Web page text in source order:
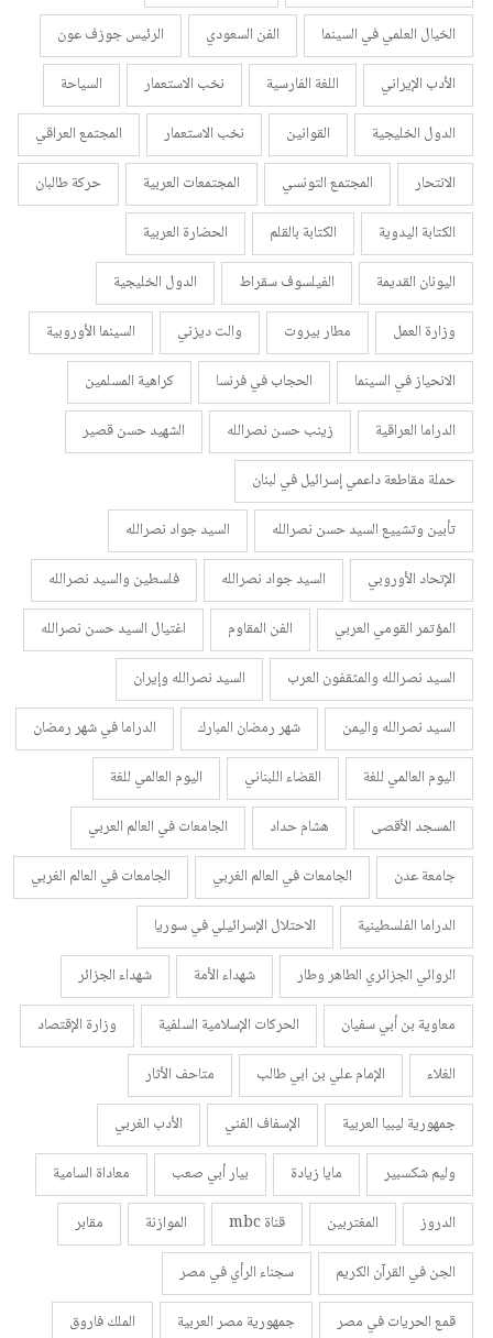
الخيال العلمي في السينما
الفن السعودي
الرئيس جوزف عون
الأدب الإيراني
اللغة الفارسية نخب الاستعمار
السياحة
الدول الخليجية
القوانين نخب الاستعمار
المجتمع العراقي
الانتحار
المجتمع التونسي المجتمعات العربية
حركة طالبان
الكتابة اليدوية
الكتابة بالقلم
الحضارة العربية
اليونان القديمة
الفيلسوف سقراط
الدول الخليجية
وزارة العمل
مطار بيروت والت ديزني
السينما الأوروبية
الانحياز في السينما
الحجاب في فرنسا
كراهية المسلمين
الدراما العراقية
زينب حسن نصرالله
الشهيد حسن قصير
حملة مقاطعة داعمي إسرائيل في لبنان
تأبين وتشييع السيد حسن نصرالله
السيد جواد نصرالله
الإتحاد الأوروبي
السيد جواد نصرالله
فلسطين والسيد نصرالله
المؤتمر القومي العربي
الفن المقاوم
اغتيال السيد حسن نصرالله
السيد نصرالله والمثقفون العرب
السيد نصرالله وإيران
السيد نصرالله واليمن
شهر رمضان المبارك
الدراما في شهر رمضان
اليوم العالمي للغة
القضاء اللبناني
اليوم العالمي للغة
المسجد الأقصى
هشام حداد
الجامعات في العالم العربي
جامعة عدن
الجامعات في العالم الغربي
الجامعات في العالم الغربي
الدراما الفلسطينية
الاحتلال الإسرائيلي في سوريا
الروائي الجزائري الطاهر وطار
شهداء الأمة
شهداء الجزائر
معاوية بن أبي سفيان
الحركات الإسلامية السلفية
وزارة الإقتصاد
الغلاء
الإمام علي بن ابي طالب
متاحف الأثار
جمهورية ليبيا العربية
الإسفاف الفني
الأدب الغربي
وليم شكسبير
مايا زيادة بيار أبي صعب
معاداة السامية
الدروز
المغتربين قناة mbc الموازنة
مقابر
الجن في القرآن الكريم
سجناء الرأي في مصر
قمع الحريات في مصر
جمهورية مصر العربية الملك فاروق